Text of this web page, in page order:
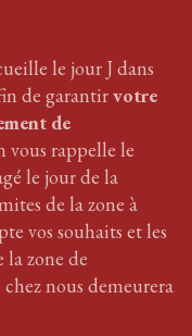
le jour J dans
de garantirvotre
de
vous rappelle le
le jour de la
de la zone à
vos souhaits et les
zone de
nous demeurera